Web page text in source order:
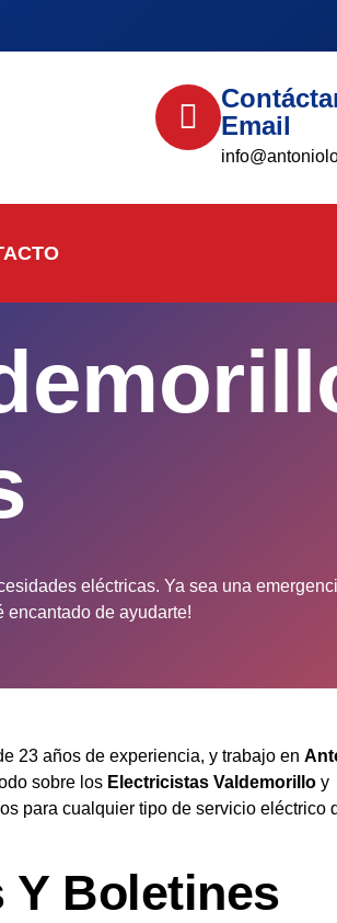
Email
eléctricas. Ya sea una
encantado de ayudarte!
23 años de experiencia, y trabajo en
sobre los Electricistas Valdemorillo y
para cualquier tipo de servicio eléctrico
Boletines